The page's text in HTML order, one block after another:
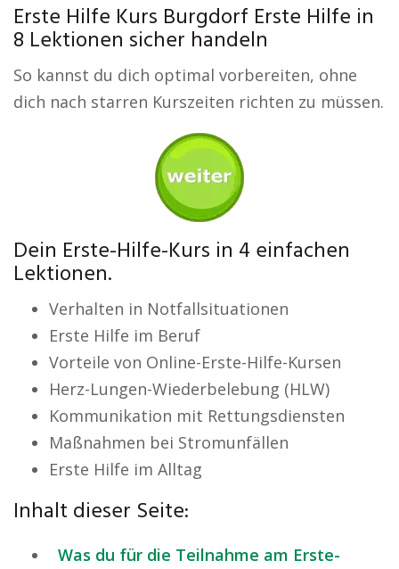
Erste Hilfe Kurs Burgdorf Erste Hilfe in
8 Lektionen sicher handeln
So kannst du dich optimal vorbereiten, ohne
dich nach starren Kurszeiten richten zu müssen.
Dein Erste-Hilfe-Kurs in 4 einfachen
Lektionen.
Verhalten in Notfallsituationen
Erste Hilfe im Beruf
Vorteile von Online-Erste-Hilfe-Kursen
Herz-Lungen-Wiederbelebung (HLW)
Kommunikation mit Rettungsdiensten
Maßnahmen bei Stromunfällen
Erste Hilfe im Alltag
Inhalt dieser Seite:
Was du für die Teilnahme am Erste-